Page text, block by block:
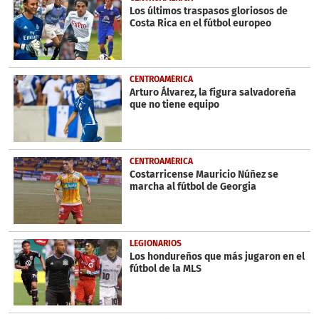
seconds
Los últimos traspasos gloriosos de
Costa Rica en el fútbol europeo
CENTROAMÉRICA
Arturo Álvarez, la figura salvadoreña
que no tiene equipo
CENTROAMÉRICA
Costarricense Mauricio Núñez se
marcha al fútbol de Georgia
LEGIONARIOS
Los hondureños que más jugaron en el
fútbol de la MLS